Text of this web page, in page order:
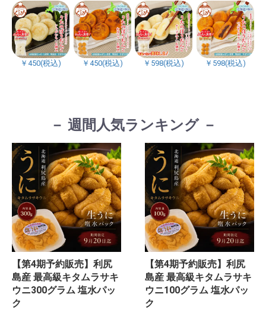
￥450(税込) ￥450(税込) ￥598(税込) ￥598(税込)
－ 週間人気ランキング －
【第4期予約販売】利尻
島産 最高級キタムラサキ
ウニ300グラム 塩水パッ
ク
【第4期予約販売】利尻
島産 最高級キタムラサキ
ウニ100グラム 塩水パッ
ク